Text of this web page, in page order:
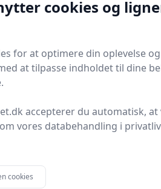
der kan pustes op,
at vælge mellem, da
noget at byde på for alle. Som
får god værdi for de penge,
er det et mål at sikre, at
at du sparer mest muligt
udsalg, hvor der
dit køb.
cookies og
for at optimere din oplevelse
at tilpasse indholdet til dine
accepterer du automatisk,
vores databehandling i
cookies